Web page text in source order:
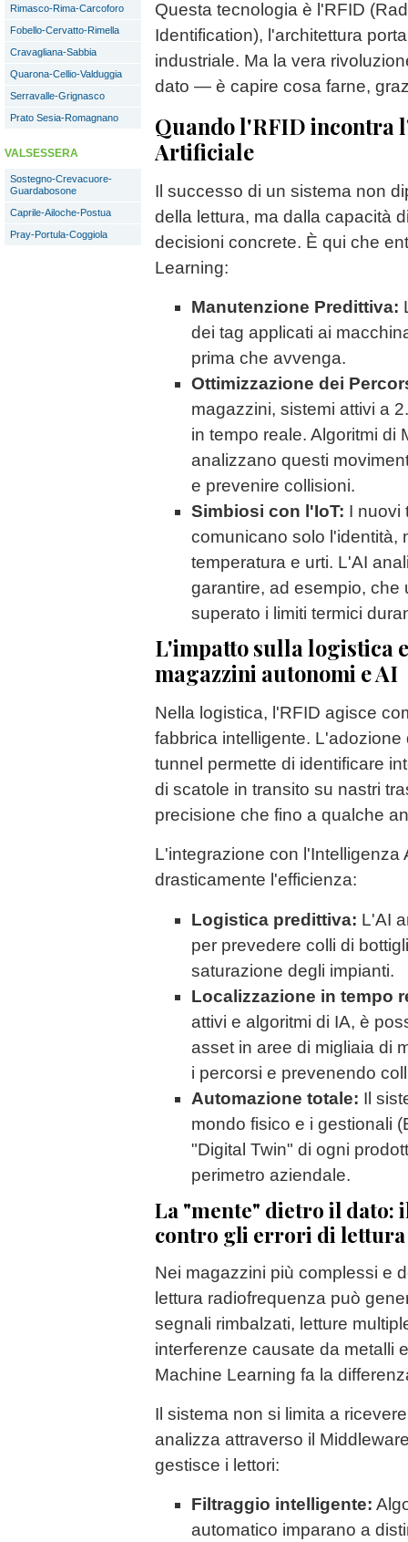
Rimasco-Rima-Carcoforo
Fobello-Cervatto-Rimella
Cravagliana-Sabbia
Quarona-Cellio-Valduggia
Serravalle-Grignasco
Prato Sesia-Romagnano
VALSESSERA
Sostegno-Crevacuore-
Guardabosone
Caprile-Ailoche-Postua
Pray-Portula-Coggiola
Questa tecnologia è l'RFID
Identification), l'architettura
industriale. Ma la vera
dato — è capire cosa farne,
Quando l'RFID incontra
Artificiale
Il successo di un sistema non
della lettura, ma dalla capacità
decisioni concrete. È qui che
Learning:
Manutenzione Predittiva:
dei tag applicati ai
prima che avvenga.
Ottimizzazione dei
magazzini, sistemi attivi a
in tempo reale. Algoritmi di
analizzano questi
e prevenire collisioni.
Simbiosi con l'IoT: I nuovi
comunicano solo l'identità,
temperatura e urti. L'AI
garantire, ad esempio, che
superato i limiti termici
L'impatto sulla logistica
magazzini autonomi e AI
Nella logistica, l'RFID agisce
fabbrica intelligente. L'adozione
tunnel permette di identificare
di scatole in transito su nastri
precisione che fino a qualche
L'integrazione con l'Intelligenza
drasticamente l'efficienza:
Logistica predittiva: L'AI
per prevedere colli di
saturazione degli impianti.
Localizzazione in tempo
attivi e algoritmi di IA, è
asset in aree di migliaia di
i percorsi e prevenendo
Automazione totale: Il
mondo fisico e i gestionali
"Digital Twin" di ogni
perimetro aziendale.
La "mente" dietro il dato:
contro gli errori di lettura
Nei magazzini più complessi e
lettura radiofrequenza può
segnali rimbalzati, letture
interferenze causate da metalli
Machine Learning fa la
Il sistema non si limita a
analizza attraverso il
gestisce i lettori:
Filtraggio intelligente:
automatico imparano a